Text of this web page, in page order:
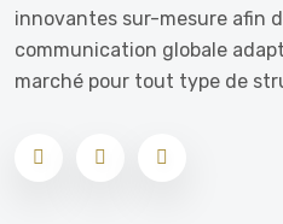
innovantes sur-mesure afin
communication globale
marché pour tout type de